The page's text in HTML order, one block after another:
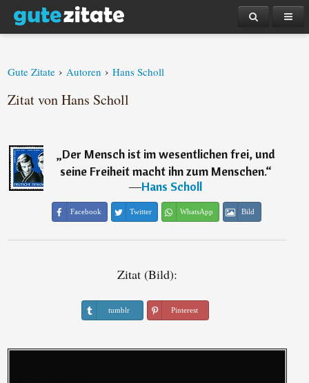
Gute Zitate › Autoren › Hans Scholl
Zitat von Hans Scholl
„Der Mensch ist im wesentlichen frei, und
seine Freiheit macht ihn zum Menschen.“
―Hans Scholl
Facebook Twitter WhatsApp Bild
Zitat (Bild):
tumblr Pinterest